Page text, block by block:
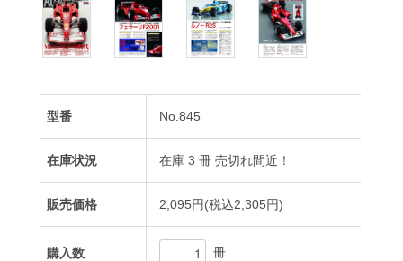
型番 No.845
在庫状況 在庫 3 冊 売切れ間近！
販売価格 2,095円(税込2,305円)
購入数 冊